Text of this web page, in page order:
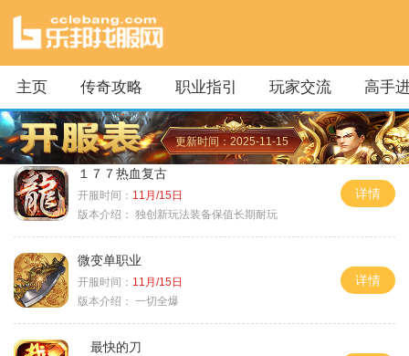
主页 传奇攻略 职业指引 玩家交流 高手
更新时间：2025-11-15
１７７热血复古
开服时间： 11月/15日
版本介绍： 独创新玩法装备保值长期耐玩
详情
微变单职业
开服时间： 11月/15日
版本介绍： 一切全爆
详情
最快的刀